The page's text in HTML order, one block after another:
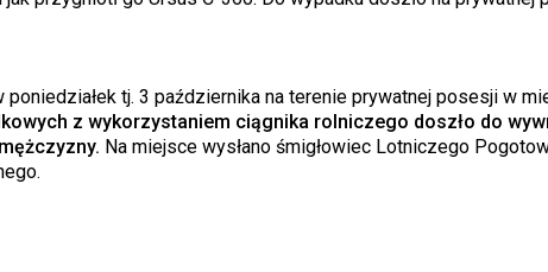
tj. 3 października na terenie prywatnej posesji w
z wykorzystaniem ciągnika rolniczego doszło do
Na miejsce wysłano śmigłowiec Lotniczego